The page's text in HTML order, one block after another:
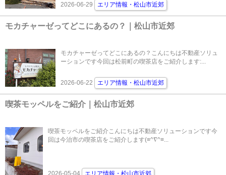
2026-06-29 エリア情報・松山市近郊
モカチャーゼってどこにあるの？｜松山市近郊
モカチャーゼってどこにあるの？こんにちは不動産ソリュ
ーションです今回は松前町の喫茶店をご紹介します:...
2026-06-22 エリア情報・松山市近郊
喫茶モッペルをご紹介｜松山市近郊
喫茶モッペルをご紹介こんにちは不動産ソリューションです今
回は今治市の喫茶店をご紹介します(≡^∇^≡...
2026-05-04 エリア情報・松山市近郊